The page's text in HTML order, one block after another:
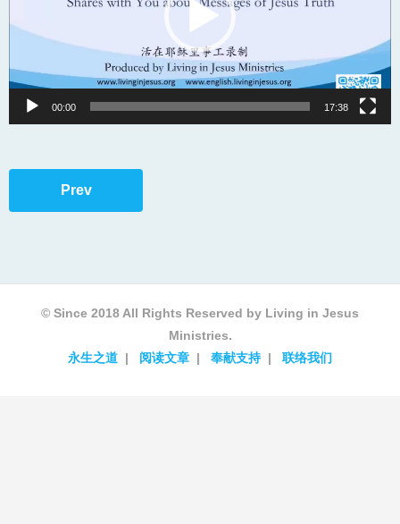
其他语言
00:00 17:38
Prev
© Since 2018 All Rights Reserved by Living in Jesus
Ministries.
永生之道
阅读文章 奉献支持 联络我们